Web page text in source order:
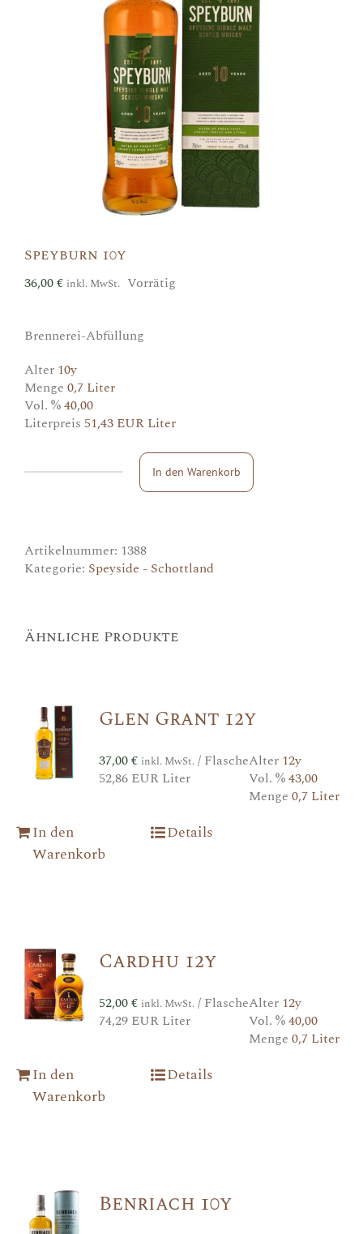
Speyburn 10y
36,00€ inkl. MwSt. Vorrätig
Brennerei-Abfüllung
Alter 10y
Menge 0,7 Liter
Vol. %40,00
Literpreis 51,43 EUR Liter
In den Warenkorb
Artikelnummer: 1388
Kategorie: Speyside - Schottland
Ähnliche Produkte
Glen Grant 12y
37,00€ inkl. MwSt./ Flasche
52,86 EUR Liter
Alter 12y
Vol. %43,00
Menge 0,7 Liter
In den
Warenkorb
Details
Cardhu 12y
52,00€ inkl. MwSt./ Flasche
74,29 EUR Liter
Alter 12y
Vol. %40,00
Menge 0,7 Liter
In den
Warenkorb
Details
Benriach 10y